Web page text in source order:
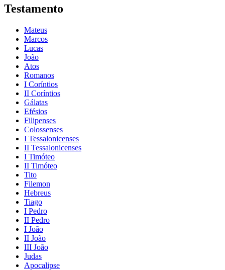
Testamento
Mateus
Marcos
Lucas
João
Atos
Romanos
I Coríntios
II Coríntios
Gálatas
Efésios
Filipenses
Colossenses
I Tessalonicenses
II Tessalonicenses
I Timóteo
II Timóteo
Tito
Filemon
Hebreus
Tiago
I Pedro
II Pedro
I João
II João
III João
Judas
Apocalipse